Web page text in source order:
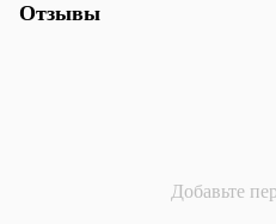
Отзывы
Добавьте